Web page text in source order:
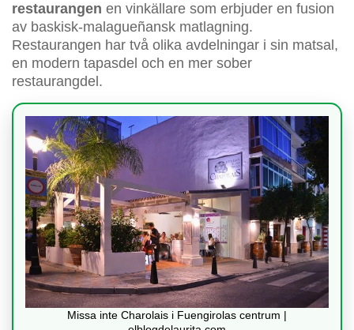
restaurangen en vinkällare som erbjuder en fusion
av baskisk-malagueñansk matlagning.
Restaurangen har två olika avdelningar i sin matsal,
en modern tapasdel och en mer sober
restaurangdel.
Missa inte Charolais i Fuengirolas centrum |